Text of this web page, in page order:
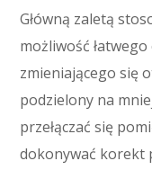
Główną zaletą
możliwość
zmieniającego się
podzielony na
przełączać się
dokonywać korekt